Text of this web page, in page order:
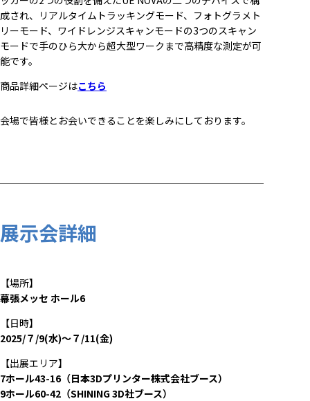
成され、リアルタイムトラッキングモード、フォトグラメト
リーモード、ワイドレンジスキャンモードの3つのスキャン
モードで手のひら大から超大型ワークまで高精度な測定が可
能です。
商品詳細ページはこちら
会場で皆様とお会いできることを楽しみにしております。
展示会詳細
【場所】
幕張メッセ ホール6
【日時】
2025/７/9(水)～７/11(金)
【出展エリア】
7ホール43-16（日本3Dプリンター株式会社ブース）
9ホール60-42（SHINING 3D社ブース）